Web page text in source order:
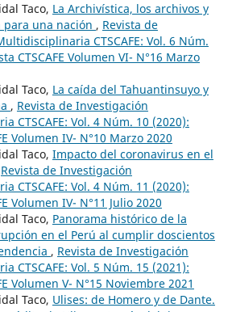
Taco, La Archivística, los archivos y
una nación , Revista de
CTSCAFE: Vol. 6 Núm.
CTSCAFE Volumen VI- N°16 Marzo
Taco, La caída del Tahuantinsuyo y
, Revista de Investigación
CTSCAFE: Vol. 4 Núm. 10 (2020):
Volumen IV- N°10 Marzo 2020
Taco, Impacto del coronavirus en el
Revista de Investigación
CTSCAFE: Vol. 4 Núm. 11 (2020):
Volumen IV- N°11 Julio 2020
Taco, Panorama histórico de la
en el Perú al cumplir doscientos
, Revista de Investigación
CTSCAFE: Vol. 5 Núm. 15 (2021):
Volumen V- N°15 Noviembre 2021
Taco, Ulises: de Homero y de Dante.